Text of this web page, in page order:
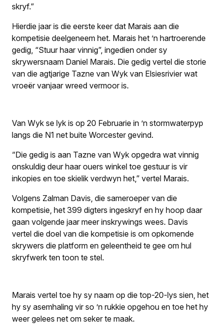
skryf.”
Hierdie jaar is die eerste keer dat Marais aan die
kompetisie deelgeneem het. Marais het ’n hartroerende
gedig, “Stuur haar vinnig”, ingedien onder sy
skrywersnaam Daniel Marais. Die gedig vertel die storie
van die agtjarige Tazne van Wyk van Elsiesrivier wat
vroeër vanjaar wreed vermoor is.
Van Wyk se lyk is op 20 Februarie in ’n stormwaterpyp
langs die N1 net buite Worcester gevind.
“Die gedig is aan Tazne van Wyk opgedra wat vinnig
onskuldig deur haar ouers winkel toe gestuur is vir
inkopies en toe skielik verdwyn het,” vertel Marais.
Volgens Zalman Davis, die sameroeper van die
kompetisie, het 399 digters ingeskryf en hy hoop daar
gaan volgende jaar meer inskrywings wees. Davis
vertel die doel van die kompetisie is om opkomende
skrywers die platform en geleentheid te gee om hul
skryfwerk ten toon te stel.
Marais vertel toe hy sy naam op die top-20-lys sien, het
hy sy asemhaling vir so ’n rukkie opgehou en toe het hy
weer gelees net om seker te maak.